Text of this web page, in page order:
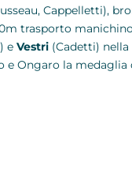
Cappelletti),
trasporto
e Vestri (Cadetti)
Ongaro la medaglia